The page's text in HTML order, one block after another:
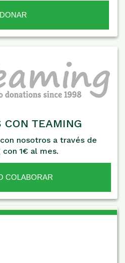
CON TEAMING
nosotros a través de
con 1€ al mes.
COLABORAR